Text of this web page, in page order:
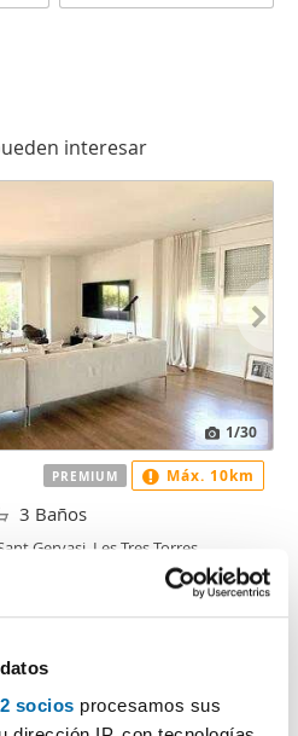
socios procesamos sus
interesar
1/30
3 Baños
Gervasi, Les Tres Torres,
Llamar
PREMIUM Máx. 10km